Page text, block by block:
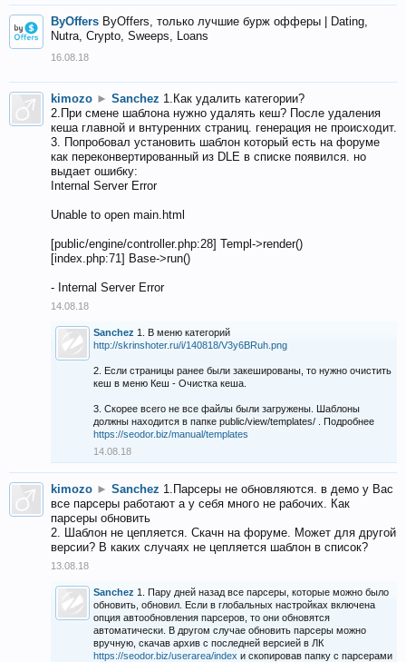
ByOffers ByOffers, только лучшие бурж офферы | Dating,
Nutra, Crypto, Sweeps, Loans
16.08.18
kimozo ► Sanchez 1.Как удалить категории?
2.При смене шаблона нужно удалять кеш? После удаления
кеша главной и внтуренних страниц. генерация не происходит.
3. Попробовал установить шаблон который есть на форуме
как переконвертированный из DLE в списке появился. но
выдает ошибку:
Internal Server Error
Unable to open main.html
[public/engine/controller.php:28] Templ->render()
[index.php:71] Base->run()
- Internal Server Error
14.08.18
Sanchez 1. В меню категорий
http://skrinshoter.ru/i/140818/V3y6BRuh.png
2. Если страницы ранее были закешированы, то нужно очистить
кеш в меню Кеш - Очистка кеша.
3. Скорее всего не все файлы были загружены. Шаблоны
должны находится в папке public/view/templates/ . Подробнее
https://seodor.biz/manual/templates
14.08.18
kimozo ► Sanchez 1.Парсеры не обновляются. в демо у Вас
все парсеры работают а у себя много не рабочих. Как
парсеры обновить
2. Шаблон не цепляется. Скачн на форуме. Может для другой
версии? В каких случаях не цепляется шаблон в список?
13.08.18
Sanchez 1. Пару дней назад все парсеры, которые можно было
обновить, обновил. Если в глобальных настройках включена
опция автообновления парсеров, то они обновятся
автоматически. В другом случае обновить парсеры можно
вручную, скачав архив с последней версией в ЛК
https://seodor.biz/userarea/index и скопировав папку с парсерами